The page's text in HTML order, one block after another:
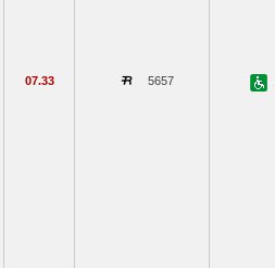
07.33 5657